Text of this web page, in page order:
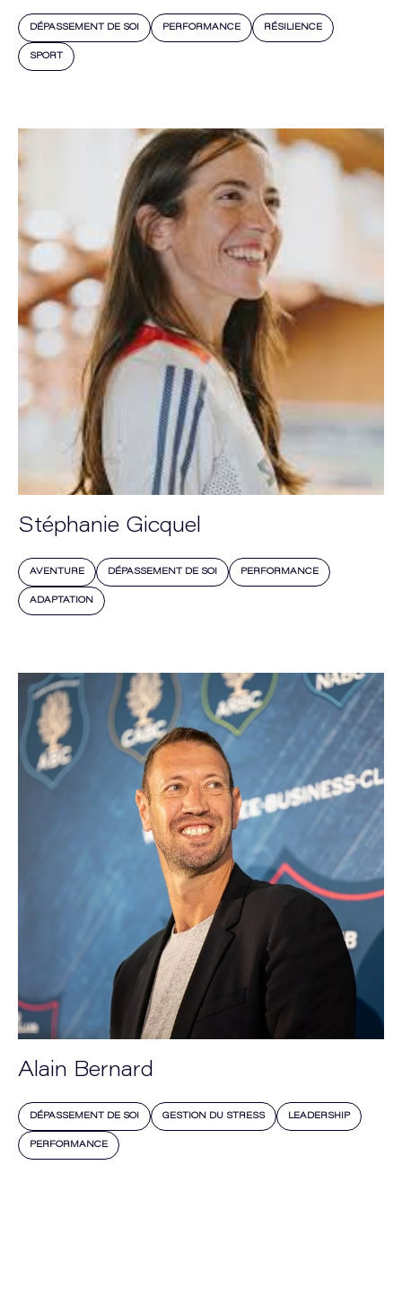
DÉPASSEMENT DE SOI PERFORMANCE RÉSILIENCE
SPORT
Stéphanie Gicquel
AVENTURE DÉPASSEMENT DE SOI PERFORMANCE
ADAPTATION
Alain Bernard
DÉPASSEMENT DE SOI GESTION DU STRESS LEADERSHIP
PERFORMANCE